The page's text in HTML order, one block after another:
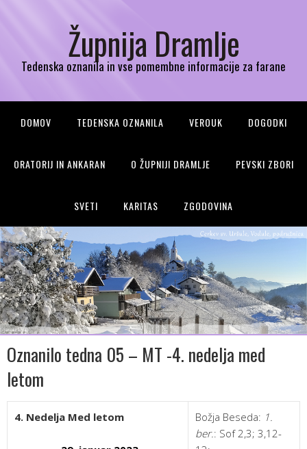
Župnija Dramlje
Tedenska oznanila in vse pomembne informacije za farane
DOMOV TEDENSKA OZNANILA VEROUK DOGODKI
ORATORIJ IN ANKARAN O ŽUPNIJI DRAMLJE PEVSKI ZBORI
SVETI KARITAS ZGODOVINA
Oznanilo tedna 05 – MT -4. nedelja med
letom
4. Nedelja Med letom Božja Beseda: 1.
ber.: Sof 2,3; 3,12-